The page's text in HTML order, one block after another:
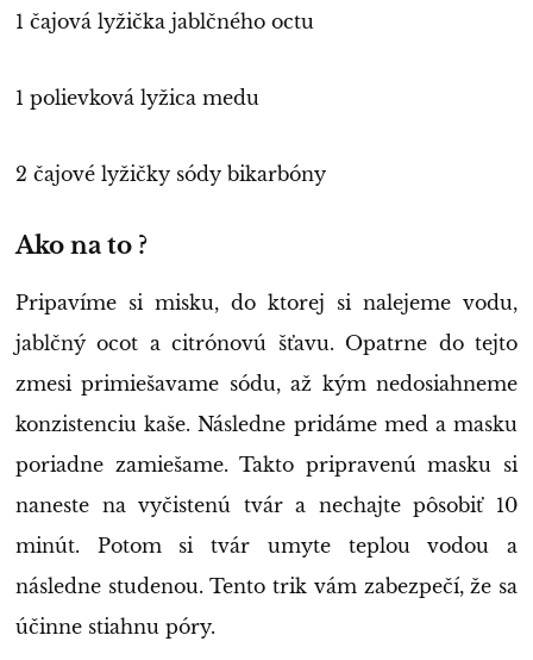
1 čajová lyžička jablčného octu
1 polievková lyžica medu
2 čajové lyžičky sódy bikarbóny
Ako na to ?
Pripavíme si misku, do ktorej si nalejeme vodu,
jablčný ocot a citrónovú šťavu. Opatrne do tejto
zmesi primiešavame sódu, až kým nedosiahneme
konzistenciu kaše. Následne pridáme med a masku
poriadne zamiešame. Takto pripravenú masku si
naneste na vyčistenú tvár a nechajte pôsobiť 10
minút. Potom si tvár umyte teplou vodou a
následne studenou. Tento trik vám zabezpečí, že sa
účinne stiahnu póry.